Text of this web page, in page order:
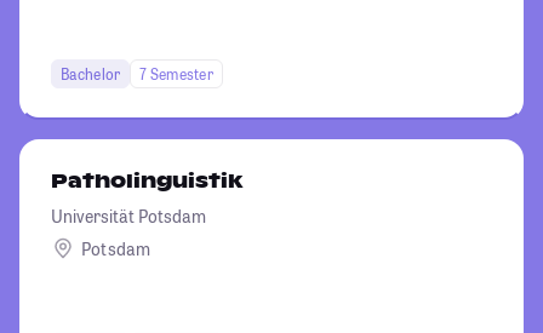
Bachelor 7 Semester
Patholinguistik
Universität Potsdam
Potsdam